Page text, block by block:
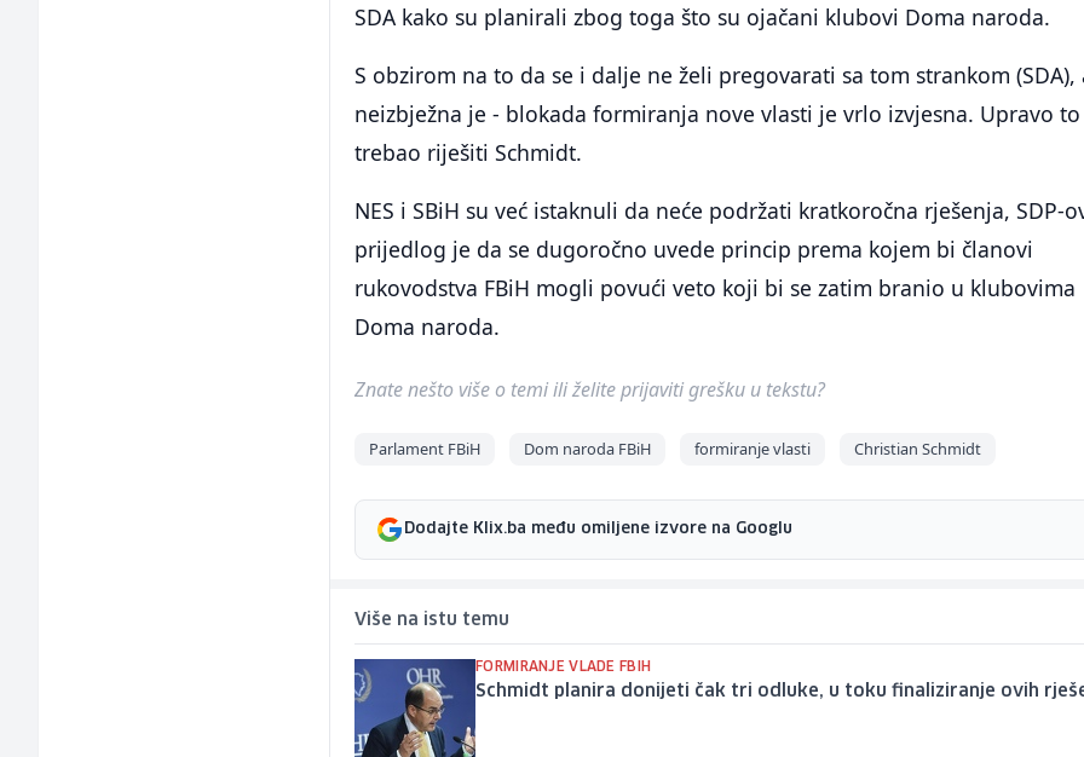
SDA kako su planirali zbog toga što su ojačani klubovi Doma naroda.
S obzirom na to da se i dalje ne želi pregovarati sa tom strankom (SDA),
neizbježna je - blokada formiranja nove vlasti je vrlo izvjesna. Upravo
trebao riješiti Schmidt.
NES i SBiH su već istaknuli da neće podržati kratkoročna rješenja, SDP-
prijedlog je da se dugoročno uvede princip prema kojem bi članovi
rukovodstva FBiH mogli povući veto koji bi se zatim branio u klubovima
Doma naroda.
Znate nešto više o temi ili želite prijaviti grešku u tekstu?
Parlament FBiH Dom naroda FBiH formiranje vlasti Christian Schmidt
Dodajte Klix.ba među omiljene izvore na Googlu
Više na istu temu
FORMIRANJE VLADE FBIH
Schmidt planira donijeti čak tri odluke, u toku finaliziranje ovih